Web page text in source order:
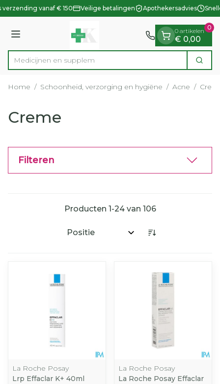
Ga naar de inhoud
1 van 1vanaf € 150 Veilige betalingen Apothekersadvies
Menu
Product, merk, categorie...
Med Zoek
0 artikelen
€ 0,00
0
Home / Schoonheid, verzorging en hygiëne / Acne /
Creme
Filteren
Producten 1-24van 106
Sorteer op:
La Roche Posay
Lrp Effaclar K+ 40ml
La Roche Posay
La Roche Posay Effaclar